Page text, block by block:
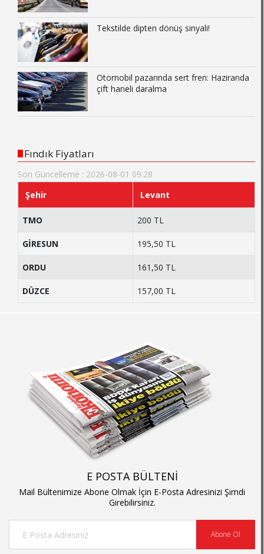
Tekstilde dipten dönüş sinyali!
Otomobil pazarında sert fren: Haziranda
çift haneli daralma
Fındık Fiyatları
Son Güncelleme : 2026-08-01 09:28
Şehir
Levant
TMO 200 TL
GİRESUN 195,50 TL
ORDU 161,50 TL
DÜZCE 157,00 TL
E POSTA BÜLTENİ
Mail Bültenimize Abone Olmak İçin E-Posta Adresinizi Şimdi
Girebilirsiniz.
Abone Ol